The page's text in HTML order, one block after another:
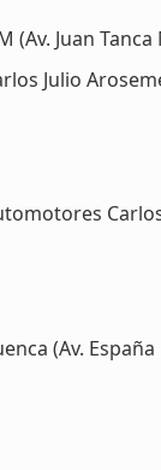
(Av. Juan
Julio
(Av. España